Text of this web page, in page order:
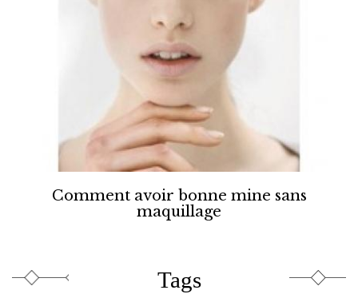
Comment avoir bonne mine sans
maquillage
Tags